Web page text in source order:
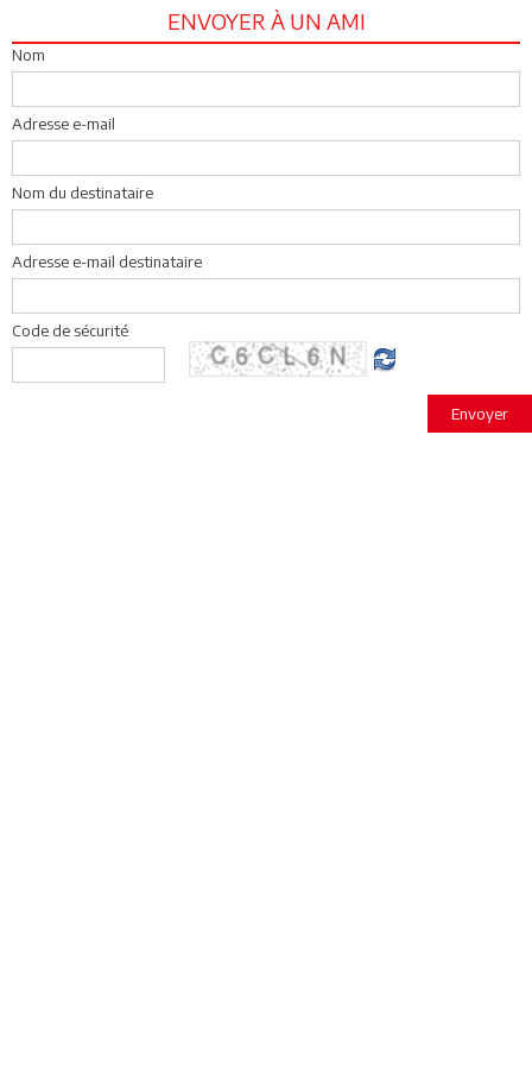
ENVOYER À UN AMI
Nom
Adresse e-mail
Nom du destinataire
Adresse e-mail destinataire
Code de sécurité
Envoyer